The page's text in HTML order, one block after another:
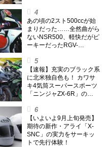
あの頃の2スト500ccが始
まりだった……全然曲がら
ないNSR500、軽快だがピ
ーキーだったRGV-
(アオキマニアックレーシ
ング) Vol.1】
【速報】充実のブラック系
に北米独自色も！ カワサ
キ4気筒スーパースポーツ
「ニンジャZX-6R」の
筒ニンジャも出たよ【海
外】
【いよいよ9月上旬発売】
期待の新作・アライ「X-
SNC」の実力をサーキッ
トで先行体験！